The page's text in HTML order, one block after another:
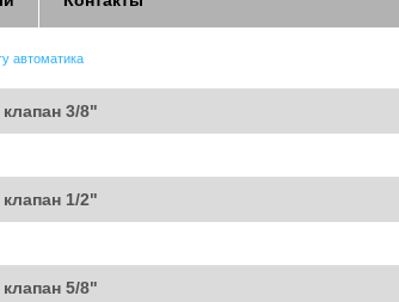
автоматика
3/8"
1/2"
5/8"